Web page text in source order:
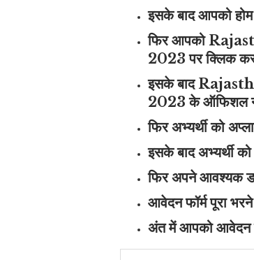
इसके बाद आपको
फिर आपको
2023 पर क्लिक
इसके बाद
2023 के ऑफिशल
फिर अभ्यर्थी को
इसके बाद अभ्यर्थी
फिर अपने आवश्यक
आवेदन फॉर्म पूरा
अंत में आपको आवेदन